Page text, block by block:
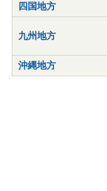
四国地方
九州地方
沖縄地方